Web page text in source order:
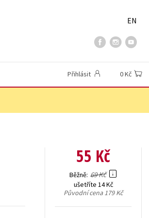
EN
Přihlásit 0 Kč
55 Kč
Běžně 69 Kč
ušetříte 14 Kč
Původní cena179 Kč